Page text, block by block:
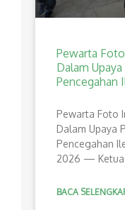
Pewarta
Dalam
Pencegahan
Pewarta Foto
Dalam Upaya
Pencegahan
2026 — Ketua
BACA